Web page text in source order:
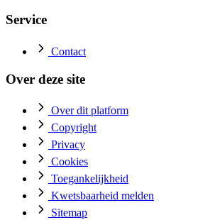
Service
Contact
Over deze site
Over dit platform
Copyright
Privacy
Cookies
Toegankelijkheid
Kwetsbaarheid melden
Sitemap